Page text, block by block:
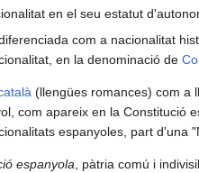
en el seu estatut
com a nacionalitat
en la denominació de
(llengües romances) com a
com apareix en la Constitució
espanyoles, part d'una
espanyola , pàtria comú i